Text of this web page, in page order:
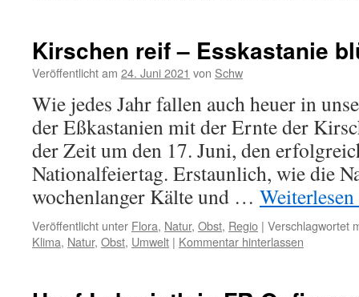
Kirschen reif – Esskastanie
Veröffentlicht am 24. Juni 2021 von Schw
Wie jedes Jahr fallen auch heuer in
der Eßkastanien mit der Ernte der
der Zeit um den 17. Juni, den
Nationalfeiertag. Erstaunlich, wie die
wochenlanger Kälte und … Weiterlesen
Veröffentlicht unter Flora, Natur, Obst, Regio | Verschlagwortet
Klima, Natur, Obst, Umwelt | Kommentar hinterlassen